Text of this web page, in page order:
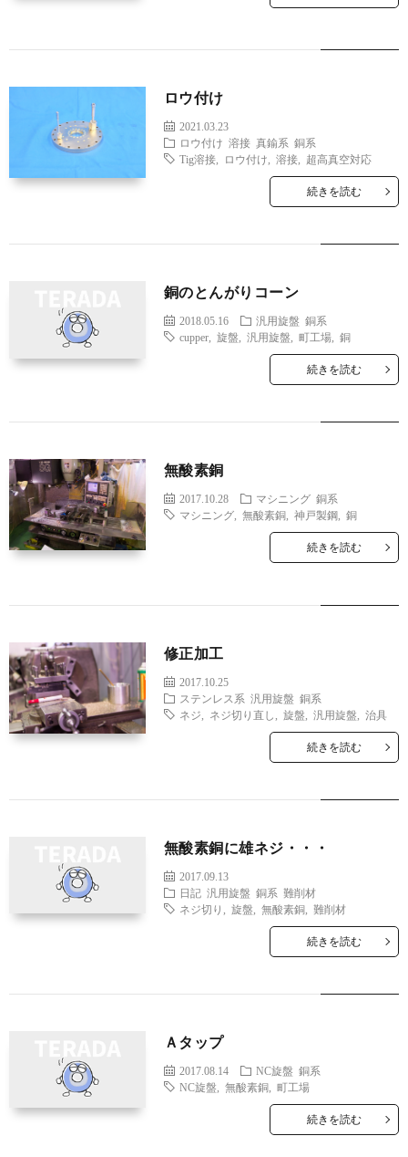
ロウ付け
2021.03.23
ロウ付け 溶接 真鍮系 銅系
Tig溶接, ロウ付け 溶接, 超高真空対応
続きを読む
銅のとんがりコーン
2018.05.16 汎用旋盤 銅系
cupper, 旋盤 汎用旋盤 町工場, 銅
続きを読む
無酸素銅
2017.10.28 マシニング 銅系
マシニング, 無酸素銅 神戸製鋼 銅
続きを読む
修正加工
2017.10.25
ステンレス系 汎用旋盤 銅系
ネジ
ネジ切り直し 旋盤 汎用旋盤 治具
続きを読む
無酸素銅に雄ネジ・・・
2017.09.13
日記 汎用旋盤 銅系 難削材
ネジ切り
旋盤 無酸素銅, 難削材
続きを読む
Ａタップ
2017.08.14 NC旋盤 銅系
NC旋盤
無酸素銅, 町工場
続きを読む